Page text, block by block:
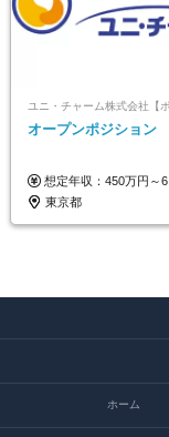
オープンポジション
想定年収：450万円～650万円 ※経験・能力を考慮の上、規定により優遇いたします ※試用期間6ヵ月（その間の給与・待遇に変動はありません）
東京都
ホーム